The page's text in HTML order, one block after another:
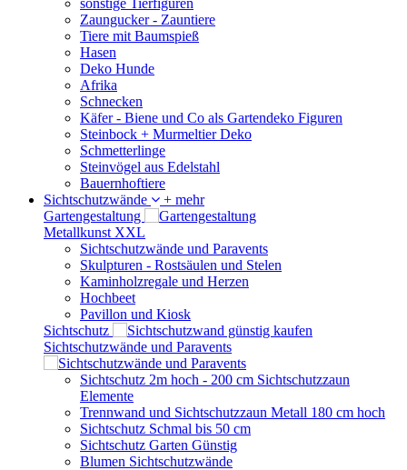
sonstige Tierfiguren
Zaungucker - Zauntiere
Tiere mit Baumspieß
Hasen
Deko Hunde
Afrika
Schnecken
Käfer - Biene und Co als Gartendeko Figuren
Steinbock + Murmeltier Deko
Schmetterlinge
Steinvögel aus Edelstahl
Bauernhoftiere
Sichtschutzwände
+ mehr
Gartengestaltung
Metallkunst XXL
Sichtschutzwände und Paravents
Skulpturen - Rostsäulen und Stelen
Kaminholzregale und Herzen
Hochbeet
Pavillon und Kiosk
Sichtschutz
Sichtschutzwände und Paravents
Sichtschutz 2m hoch - 200 cm Sichtschutzzaun
Elemente
Trennwand und Sichtschutzzaun Metall 180 cm hoch
Sichtschutz Schmal bis 50 cm
Sichtschutz Garten Günstig
Blumen Sichtschutzwände